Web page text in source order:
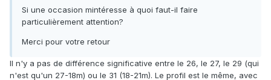
Si une occasion mintéresse à quoi faut-il faire
particulièrement attention?
Merci pour votre retour
Il n'y a pas de différence significative entre le 26, le 27, le 29 (qui
n'est qu'un 27-18m) ou le 31 (18-21m). Le profil est le même, avec